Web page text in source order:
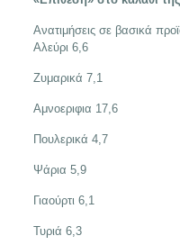
Ανατιμήσεις σε βασικά
Αλεύρι 6,6
Ζυμαρικά 7,1
Αμνοεριφια 17,6
Πουλερικά 4,7
Ψάρια 5,9
Γιαούρτι 6,1
Τυριά 6,3